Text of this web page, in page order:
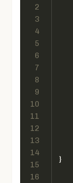
2
3
4
5
6
7
8
9
10
11
12
13
14
15
16
}